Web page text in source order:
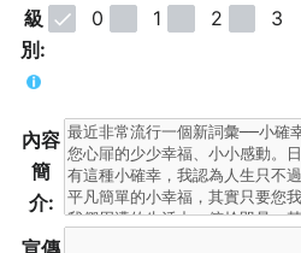
級
別:
0 1 2 3
內容
簡
介:
宣傳